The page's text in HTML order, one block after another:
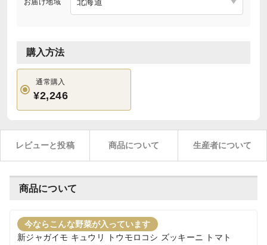
お届け地域
購入方法
通常購入
¥2,246
レビューと投稿 商品について 生産者について
商品について
今ならこんな野菜が入っています
新ジャガイモ キュウリ トウモロコシ ズッキーニ トマト